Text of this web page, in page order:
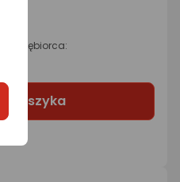
Do koszyka